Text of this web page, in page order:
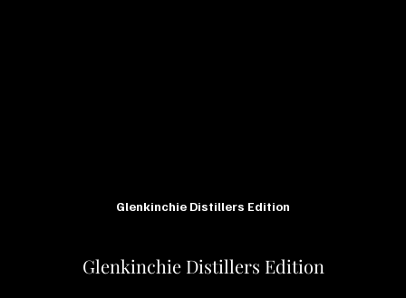
Glenkinchie Distillers Edition
Glenkinchie Distillers Edition